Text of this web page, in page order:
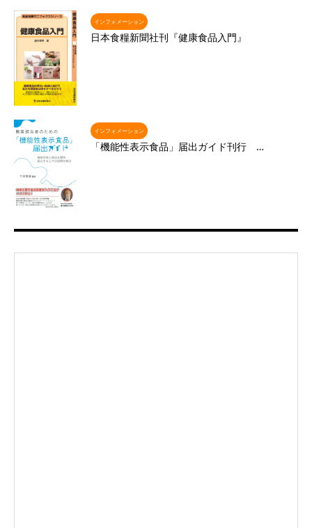
インフォメーション
日本食糧新聞社刊『健康食品入門』
インフォメーション
「機能性表示食品」届出ガイド刊行 …